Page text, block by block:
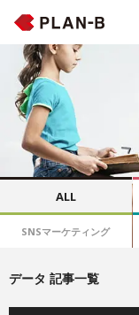
ALL
SNSマーケティング
データ 記事一覧